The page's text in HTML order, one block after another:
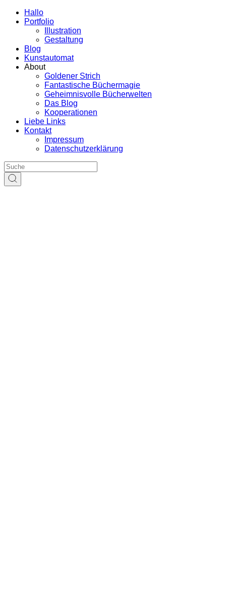
Hallo
Portfolio
Illustration
Gestaltung
Blog
Kunstautomat
About
Goldener Strich
Fantastische Büchermagie
Geheimnisvolle Bücherwelten
Das Blog
Kooperationen
Liebe Links
Kontakt
Impressum
Datenschutzerklärung